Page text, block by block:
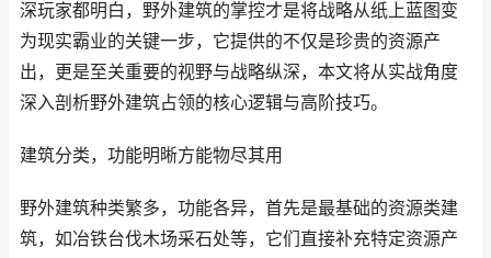
深玩家都明白，野外建筑的掌控才是将战略从纸上蓝图变
为现实霸业的关键一步，它提供的不仅是珍贵的资源产
出，更是至关重要的视野与战略纵深，本文将从实战角度
深入剖析野外建筑占领的核心逻辑与高阶技巧。
建筑分类，功能明晰方能物尽其用
野外建筑种类繁多，功能各异，首先是最基础的资源类建
筑，如冶铁台伐木场采石处等，它们直接补充特定资源产